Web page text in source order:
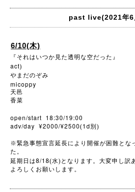
past live(2021年6
6/10(木)
『それはいつか見た透明な空だった』
act)
やまだのぞみ
micoppy
天邑
香菜
open/start 18:30/19:00
adv/day ¥2000/¥2500(1d 別)
※緊急事態宣言延長により開催が困難とな
た。
延期日は8/18(水)となります。大変申し訳
よろしくお願いします。